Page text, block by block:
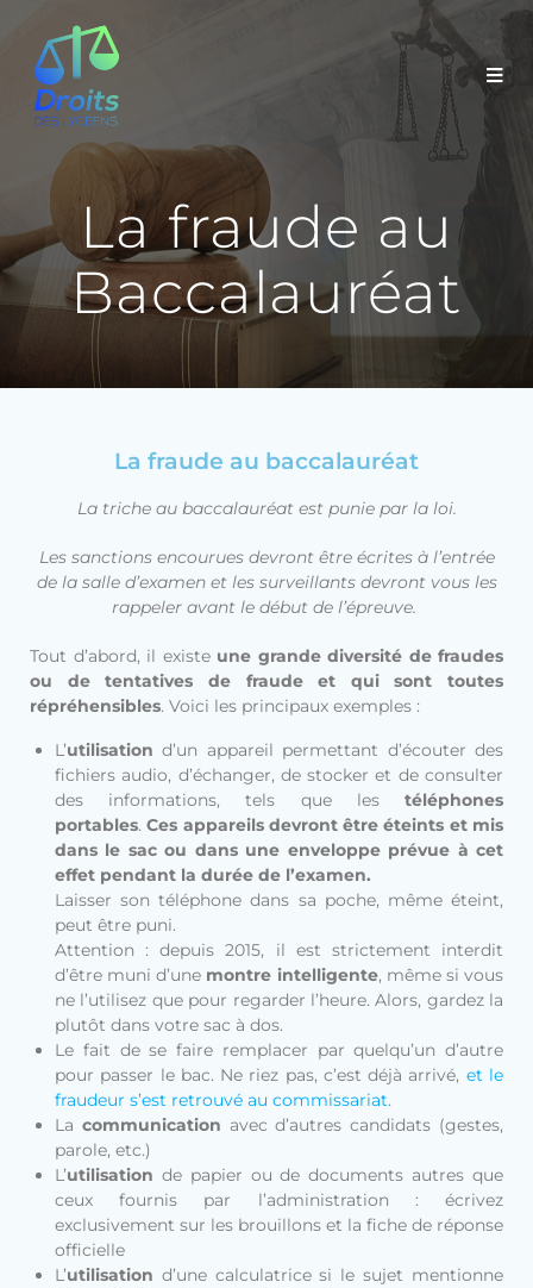
La fraude au
Baccalauréat
La fraude au baccalauréat
La triche au baccalauréat est punie par la loi.
Les sanctions encourues devront être écrites à l’entrée
de la salle d’examen et les surveillants devront vous les
rappeler avant le début de l’épreuve.
Tout d’abord, il existe une grande diversité de fraudes
ou de tentatives de fraude et qui sont toutes
répréhensibles. Voici les principaux exemples :
L’utilisation d’un appareil permettant d’écouter des
fichiers audio, d’échanger, de stocker et de consulter
des informations, tels que lestéléphones
portables.Ces appareils devront être éteints et mis
dans le sac ou dans une enveloppe prévue à cet
effet pendant la durée de l’examen.
Laisser son téléphone dans sa poche, même éteint,
peut être puni.
Attention : depuis 2015, il est strictement interdit
d’être muni d’une montre intelligente, même si vous
ne l’utilisez que pour regarder l’heure. Alors, gardez la
plutôt dans votre sac à dos.
Le fait de se faire remplacer par quelqu’un d’autre
pour passer le bac. Ne riez pas, c’est déjà arrivé, et le
fraudeur s’est retrouvé au commissariat.
La communication avec d’autres candidats (gestes,
parole, etc.)
L’utilisation de papier ou de documents autres que
ceux fournis par l’administration : écrivez
exclusivement sur les brouillons et la fiche de réponse
officielle
L’utilisation d’une calculatrice si le sujet mentionne